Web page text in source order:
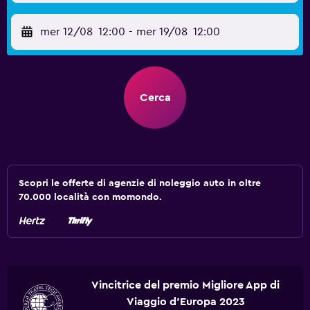
mer 12/08 12:00 - mer 19/08 12:00
Cerca
Scopri le offerte di agenzie di noleggio auto in oltre
70.000 località con momondo.
Vincitrice del premio Migliore App di
Viaggio d'Europa 2023